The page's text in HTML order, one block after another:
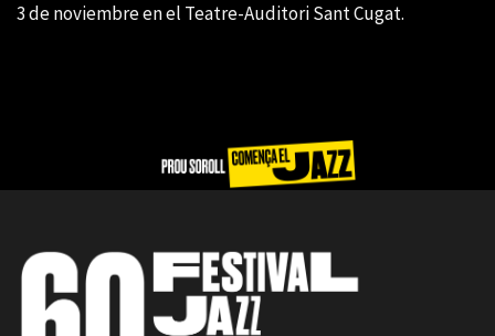
3 de noviembre en el Teatre-Auditori Sant Cugat.